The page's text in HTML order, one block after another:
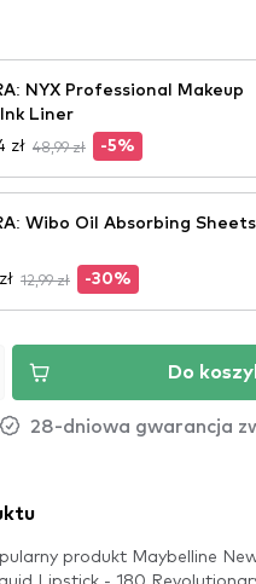
NYX Professional Makeup
Liner
zł 48,99 zł -5%
Wibo Oil Absorbing Sheets
12,99 zł -30%
Do
28-dniowa gwarancja
produkt Maybelline
Lipstick - 180